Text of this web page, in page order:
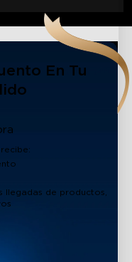
En Tu
llegadas de productos,